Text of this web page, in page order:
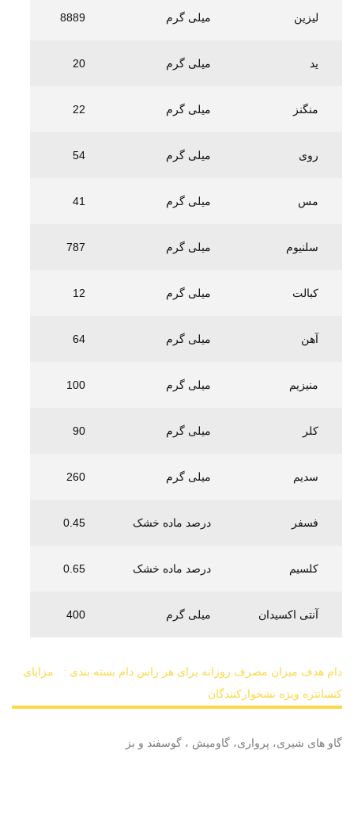
لیزین میلی گرم 8889
ید میلی گرم 20
منگنز میلی گرم 22
روی میلی گرم 54
مس میلی گرم 41
سلنیوم میلی گرم 787
کبالت میلی گرم 12
آهن میلی گرم 64
منیزیم میلی گرم 100
کلر میلی گرم 90
سدیم میلی گرم 260
فسفر درصد ماده خشک 0.45
کلسیم درصد ماده خشک 0.65
آنتی اکسیدان میلی گرم 400
دام هدف میزان مصرف روزانه برای هر راس دام بسته بندی :
مزایای
کنسانتره ویژه نشخوارکنندگان
گاو های شیری، پرواری، گاومیش ، گوسفند و بز